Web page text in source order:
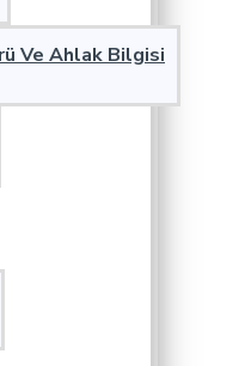
Ve Ahlak Bilgisi